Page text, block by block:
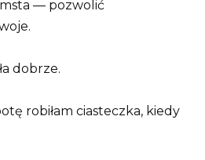
— pozwolić
dobrze.
robiłam ciasteczka, kiedy